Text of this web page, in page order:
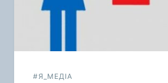
#Я_МЕДІА